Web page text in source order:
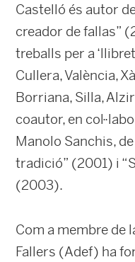
Castelló és autor
creador de fallas”
treballs per a
Cullera, València,
Borriana, Silla,
coautor, en
Manolo Sanchis,
tradició” (2001) i
(2003).
Com a membre de
Fallers (Adef) ha